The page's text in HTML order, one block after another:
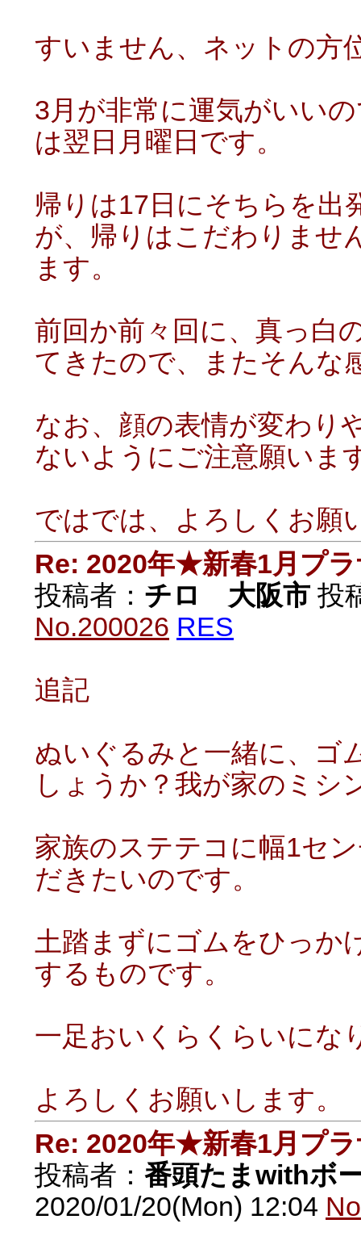
すいません、ネットの方
3月が非常に運気がいい
は翌日月曜日です。
帰りは17日にそちらを出
が、帰りはこだわりませ
ます。
前回か前々回に、真っ白
てきたので、またそんな
なお、顔の表情が変わり
ないようにご注意願いま
ではでは、よろしくお願
Re: 2020年★新春1月プ
投稿者： チロ 大阪市 投
No.200026 RES
追記
ぬいぐるみと一緒に、ゴ
しょうか？我が家のミシ
家族のステテコに幅1セ
だきたいのです。
土踏まずにゴムをひっか
するものです。
一足おいくらくらいにな
よろしくお願いします。
Re: 2020年★新春1月プ
投稿者： 番頭たまwithボ
2020/01/20(Mon) 12:04